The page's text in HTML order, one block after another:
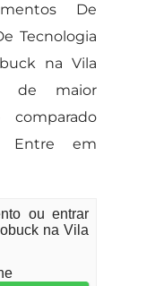
De
Tecnologia
na Vila
de maior
comparado
Entre em
ou entrar
na Vila